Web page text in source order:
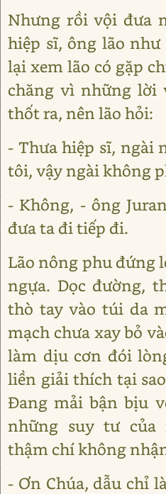
Nhưng rồi vội đưa
hiệp sĩ, ông lão
lại xem lão có gặp
chăng vì những
thốt ra, nên lão hỏi:
- Thưa hiệp sĩ, ngài
tôi, vậy ngài không
- Không, - ông
đưa ta đi tiếp đi.
Lão nông phu đứng
ngựa. Dọc đường,
thò tay vào túi da
mạch chưa xay bỏ
làm dịu cơn đói
liền giải thích tại
Đang mải bận bịu
những suy tư của
thậm chí không
- Ơn Chúa, dẫu chỉ